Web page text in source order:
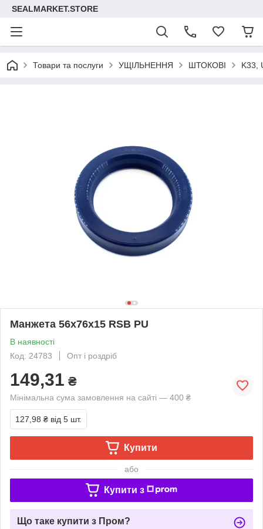
SEALMARKET.STORE
Товари та послуги УЩІЛЬНЕННЯ ШТОКОВІ K33,
Манжета 56х76х15 RSB PU
В наявності
Код: 24783
Опт і роздріб
149,31 ₴
Мінімальна сума замовлення на сайті — 400 ₴
127,98 ₴ від 5 шт.
Купити
або
Купити з
Що таке купити з Пром?